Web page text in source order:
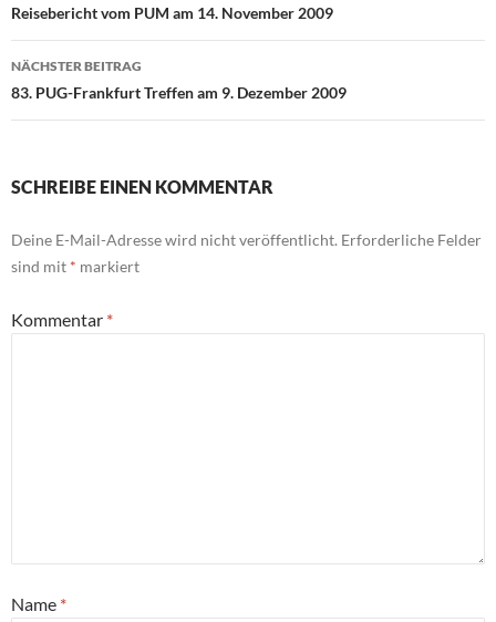
Reisebericht vom PUM am 14. November 2009
NÄCHSTER BEITRAG
83. PUG-Frankfurt Treffen am 9. Dezember 2009
SCHREIBE EINEN KOMMENTAR
Deine E-Mail-Adresse wird nicht veröffentlicht. Erforderliche Felder
sind mit * markiert
Kommentar *
Name *